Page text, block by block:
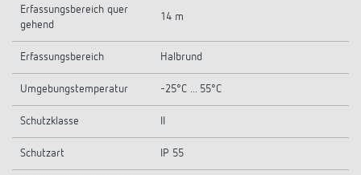
Erfassungsbereich quer
gehend
14 m
Erfassungsbereich Halbrund
Umgebungstemperatur -25°C ... 55°C
Schutzklasse
Schutzart IP 55